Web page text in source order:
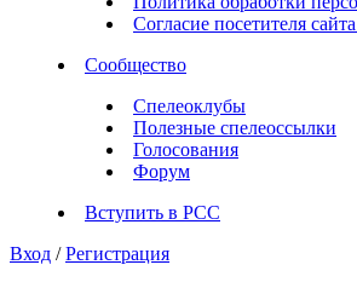
Согласие посетителя
Сообщество
Спелеоклубы
Полезные спелеоссылки
Голосования
Форум
Вступить в РСС
Вход / Регистрация